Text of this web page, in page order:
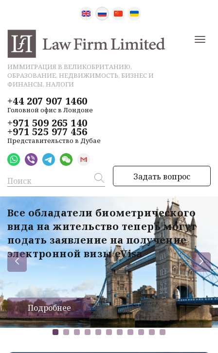
ИММИГРАЦИЯ В ВЕЛИКОБРИТАНИЮ,
ОБРАЗОВАНИЕ, НЕДВИЖИМОСТЬ, БИЗНЕС И
ФИНАНСЫ, НАЛОГИ
+44 207 907 1460
Головной офис в Лондоне
+971 509 265 140
+971 525 977 456
Представительство в Дубае
Задать вопрос
Все обладатели биометрического
вида на жительство теперь могут
подать заявление на получение
электронной визы eVisa
Подробнее